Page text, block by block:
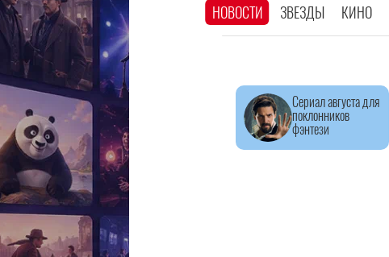
НОВОСТИ ЗВЕЗДЫ КИНО
Сериал августа для
поклонников
фэнтези